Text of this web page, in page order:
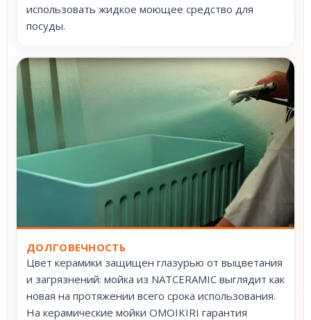
использовать жидкое моющее средство для
посуды.
ДОЛГОВЕЧНОСТЬ
Цвет керамики защищен глазурью от выцветания
и загрязнений: мойка из NATCERAMIC выглядит как
новая на протяжении всего срока использования.
На керамические мойки OMOIKIRI гарантия